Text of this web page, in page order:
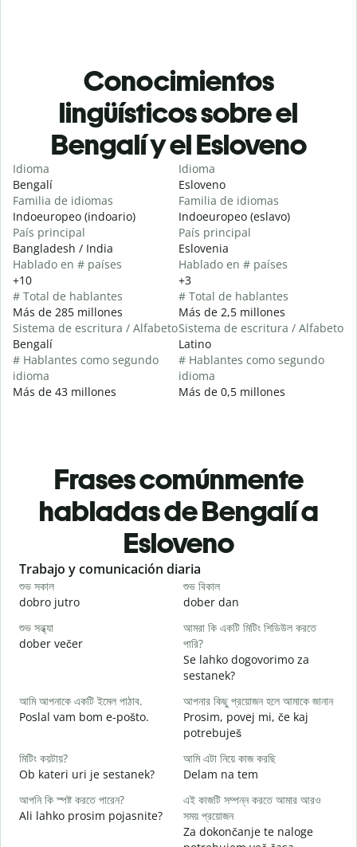
Conocimientos
lingüísticos sobre el
Bengalí y el Esloveno
Idioma
Bengalí
Familia de idiomas
Indoeuropeo (indoario)
País principal
Bangladesh / India
Hablado en # países
+10
# Total de hablantes
Más de 285 millones
Sistema de escritura / Alfabeto
Bengalí
# Hablantes como segundo
idioma
Más de 43 millones
Idioma
Esloveno
Familia de idiomas
Indoeuropeo (eslavo)
País principal
Eslovenia
Hablado en # países
+3
# Total de hablantes
Más de 2,5 millones
Sistema de escritura / Alfabeto
Latino
# Hablantes como segundo
idioma
Más de 0,5 millones
Frases comúnmente
habladas de Bengalí a
Esloveno
Slide 1 of 6
Trabajo y comunicación diaria
শুভ সকাল
dobro jutro
শুভ বিকাল
dober dan
শুভ সন্ধ্যা
dober večer
আমরা কি একটি মিটিং শিডিউল করতে
পারি?
Se lahko dogovorimo za
sestanek?
আমি আপনাকে একটি ইমেল পাঠাব.
Poslal vam bom e-pošto.
আপনার কিছু প্রয়োজন হলে আমাকে জানান
Prosim, povej mi, če kaj
potrebuješ
মিটিং কয়টায়?
Ob kateri uri je sestanek?
আমি এটা নিয়ে কাজ করছি
Delam na tem
আপনি কি স্পষ্ট করতে পারেন?
Ali lahko prosim pojasnite?
এই কাজটি সম্পন্ন করতে আমার আরও
সময় প্রয়োজন
Za dokončanje te naloge